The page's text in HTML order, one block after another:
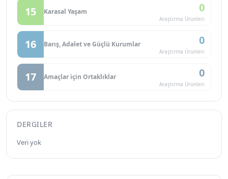
15 Karasal Yaşam 0
Araştırma Ürünleri
16 Barış, Adalet ve Güçlü Kurumlar 0
Araştırma Ürünleri
17 Amaçlar için Ortaklıklar 0
Araştırma Ürünleri
DERGILER
Veri yok